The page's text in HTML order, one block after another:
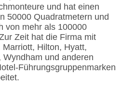
bürstete oder
Spiegeloberfläche.
Fingerprintless
Verarbeitung
Natürliches ausgeführt,
Kunde-spezifizierten
und hat einen
50000 Quadratmetern und
von mehr als 100000
Zeit hat die Firma mit
Hilton, Hyatt,
Wyndham und anderen
Führungsgruppenmarken